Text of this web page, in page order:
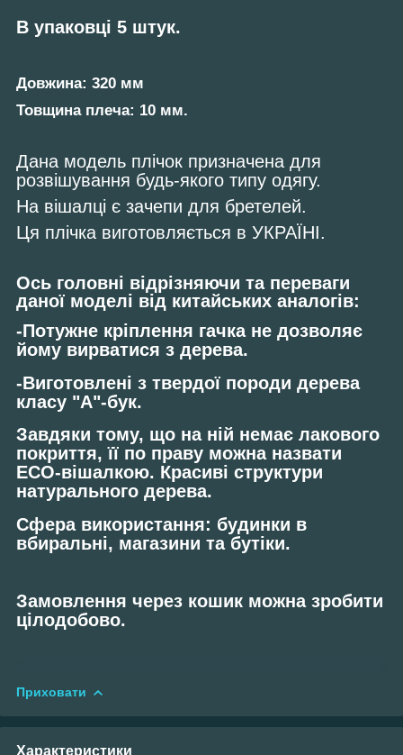
В упаковці 5 штук.
Довжина: 320 мм
Товщина плеча: 10 мм.
Дана модель плічок призначена для
розвішування будь-якого типу одягу.
На вішалці є зачепи для бретелей.
Ця плічка виготовляється в УКРАЇНІ.
Ось головні відрізняючи та переваги
даної моделі від китайських аналогів:
-Потужне кріплення гачка не дозволяє
йому вирватися з дерева.
-Виготовлені з твердої породи дерева
класу "А"-бук.
Завдяки тому, що на ній немає лакового
покриття, її по праву можна назвати
ЕСО-вішалкою. Красиві структури
натурального дерева.
Сфера використання: будинки в
вбиральні, магазини та бутіки.
Замовлення через кошик можна зробити
цілодобово.
Приховати
Характеристики